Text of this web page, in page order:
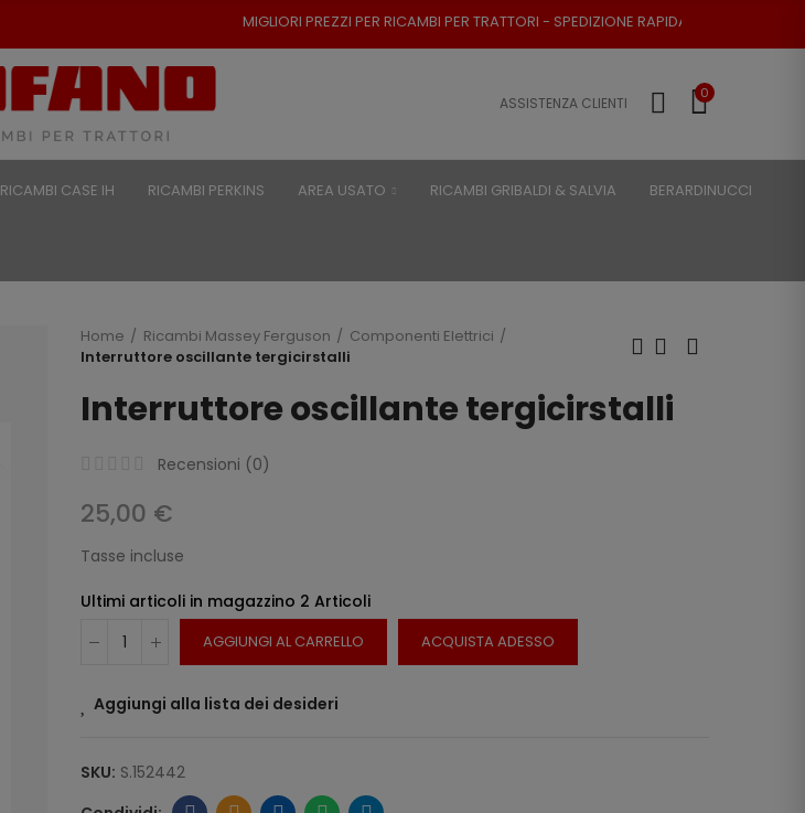
MIGLIORI PREZZI PER RICAMBI PER TRATTORI - SPEDIZIONE RAPIDA - RESO POSSIBILE
ASSISTENZA CLIENTI
0
RICAMBI CASE IH RICAMBI PERKINS AREA USATO RICAMBI GRIBALDI & SALVIA BERARDINUCCI
Home Ricambi Massey Ferguson
Componenti Elettrici
Interruttore oscillante tergicirstalli
Interruttore oscillante tergicirstalli
Recensioni (0)
25,00 €
Tasse incluse
Ultimi articoli in magazzino 2 Articoli
AGGIUNGI AL CARRELLO ACQUISTA ADESSO
Aggiungi alla lista dei desideri
SKU: S.152442